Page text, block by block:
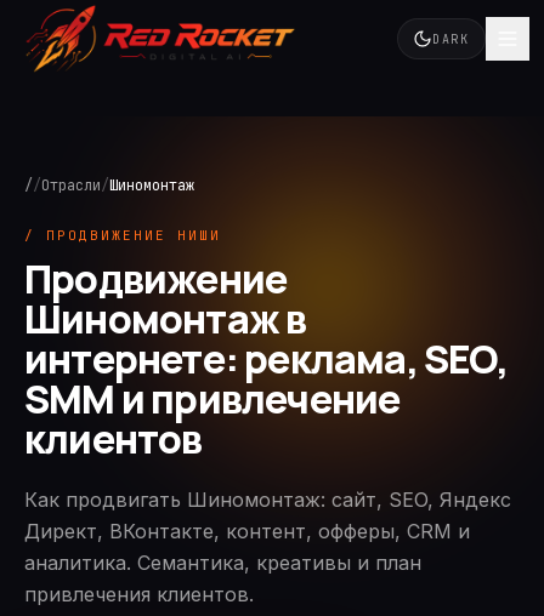
DARK
//Отрасли/Шиномонтаж
/ ПРОДВИЖЕНИЕ НИШИ
Продвижение
Шиномонтаж в
интернете: реклама, SEO,
SMM и привлечение
клиентов
Как продвигать Шиномонтаж: сайт, SEO, Яндекс
Директ, ВКонтакте, контент, офферы, CRM и
аналитика. Семантика, креативы и план
привлечения клиентов.